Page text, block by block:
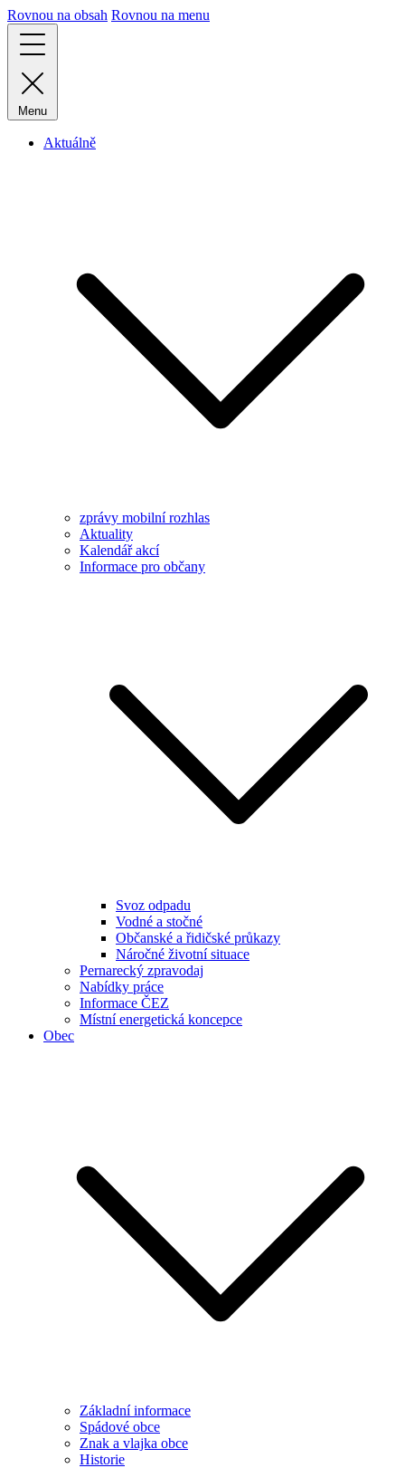
Rovnou na obsah Rovnou na menu
Menu
Aktuálně
zprávy mobilní rozhlas
Aktuality
Kalendář akcí
Informace pro občany
Svoz odpadu
Vodné a stočné
Občanské a řidičské průkazy
Náročné životní situace
Pernarecký zpravodaj
Nabídky práce
Informace ČEZ
Místní energetická koncepce
Obec
Základní informace
Spádové obce
Znak a vlajka obce
Historie